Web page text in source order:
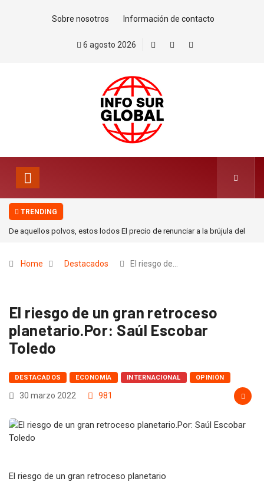
Sobre nosotros Información de contacto
6 agosto 2026
TRENDING
del
Kast retira a Chile del Movimiento de Países No Alineados y lo
Home Destacados El riesgo de…
El riesgo de un gran retroceso
planetario.Por: Saúl Escobar
Toledo
DESTACADOS ECONOMÍA INTERNACIONAL OPINIÓN
30 marzo 2022 981
El riesgo de un gran retroceso planetario